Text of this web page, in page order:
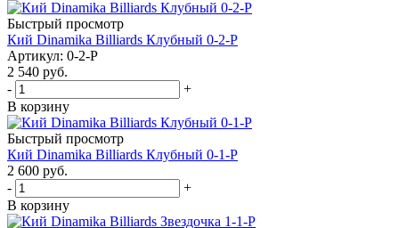
Быстрый просмотр
Кий Dinamika Billiards Клубный 0-2-Р
Артикул: 0-2-Р
2 540 руб.
-
+
В корзину
Быстрый просмотр
Кий Dinamika Billiards Клубный 0-1-Р
2 600 руб.
-
+
В корзину